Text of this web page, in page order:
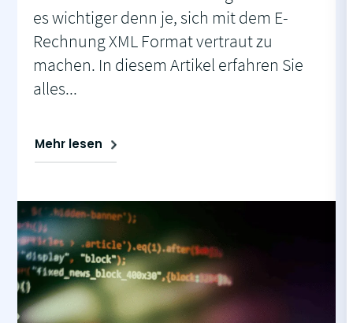
es wichtiger denn je, sich mit dem E-
Rechnung XML Format vertraut zu
machen. In diesem Artikel erfahren Sie
alles...
Mehr lesen